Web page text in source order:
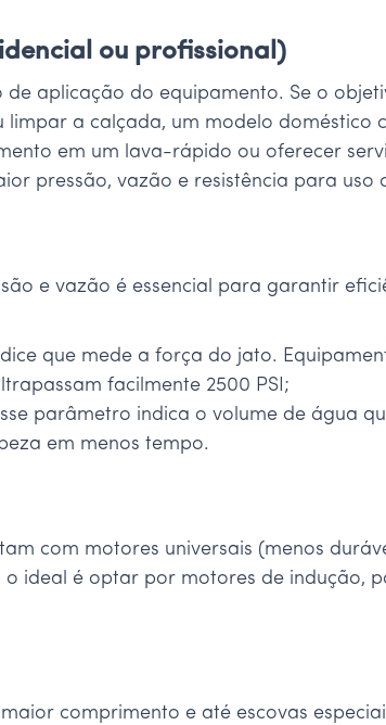
ou profissional)
aplicação do equipamento. Se o
limpar a calçada, um modelo doméstico
em um lava-rápido ou oferecer
pressão, vazão e resistência para uso
e vazão é essencial para garantir
que mede a força do jato.
facilmente 2500 PSI;
parâmetro indica o volume de água
em menos tempo.
com motores universais (menos
o ideal é optar por motores de indução,
comprimento e até escovas